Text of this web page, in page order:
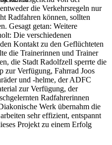
die Verkehrsregeln nur
Radfahren können, sollten
Gesagt getan: Weitere
Die verschiedenen
Kontakt zu den Geflüchteten
die Trainerinnen und Trainer
die Stadt Radolfzell sperrte die
zur Verfügung, Fahrrad Joos
und -helme, der ADFC
zur Verfügung, der
Radfahrerinnen
Werk übernahm die
sehr effizient, entspannt
Projekt zu einem Erfolg